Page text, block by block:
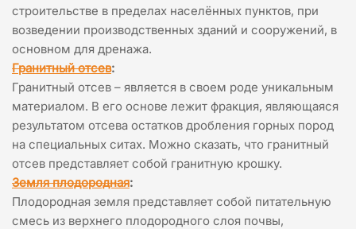
строительстве в пределах населённых пунктов, при
возведении производственных зданий и сооружений, в
основном для дренажа.
Гранитный отсев:
Гранитный отсев – является в своем роде уникальным
материалом. В его основе лежит фракция, являющаяся
результатом отсева остатков дробления горных пород
на специальных ситах. Можно сказать, что гранитный
отсев представляет собой гранитную крошку.
Земля плодородная:
Плодородная земля представляет собой питательную
смесь из верхнего плодородного слоя почвы,